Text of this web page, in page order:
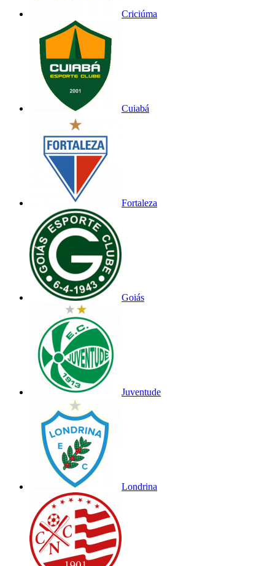
Criciúma
Cuiabá
Fortaleza
Goiás
Juventude
Londrina